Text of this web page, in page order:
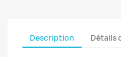
Description Détails